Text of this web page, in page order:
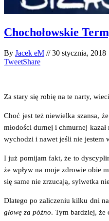
Chochołowskie
By Jacek eM //30 stycznia, 2018
TweetShare
Za sta­ry się robię na te nar­ty,
Choć jest też nie­wiel­ka szan­sa,
mło­do­ści dur­nej i chmur­nej
wycho­dzi i nawet jeśli nie jestem
I już pomi­jam fakt, że to
że wpływ na moje zdro­wie obie
się same nie zrzu­ca­ją, syl­wet­ka
Dla­te­go po zali­cze­niu kil­ku dni
gło­wę za póź­no. Tym bar­dziej, że